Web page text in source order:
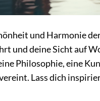
und Harmonie
und deine Sicht auf
Philosophie, eine
Lass dich